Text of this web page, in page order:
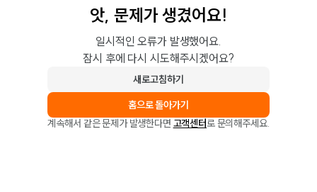
앗, 문제가 생겼어요!
일시적인 오류가 발생했어요.
잠시 후에 다시 시도해주시겠어요?
새로고침하기
홈으로 돌아가기
계속해서 같은 문제가 발생한다면 고객센터로 문의해주세요.